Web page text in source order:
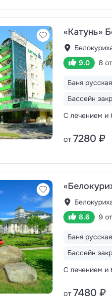
«Катунь»
9.0
8
Баня русская
Бассейн
С лечением и
от 7280 ₽
8.6
9
Баня русская
Бассейн
С лечением и
от 7480 ₽